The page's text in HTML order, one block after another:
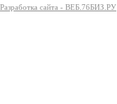
Разработка сайта - ВЕБ.76БИЗ.РУ